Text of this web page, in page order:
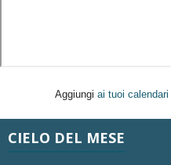
Aggiungi ai tuoi calendari
CIELO DEL MESE